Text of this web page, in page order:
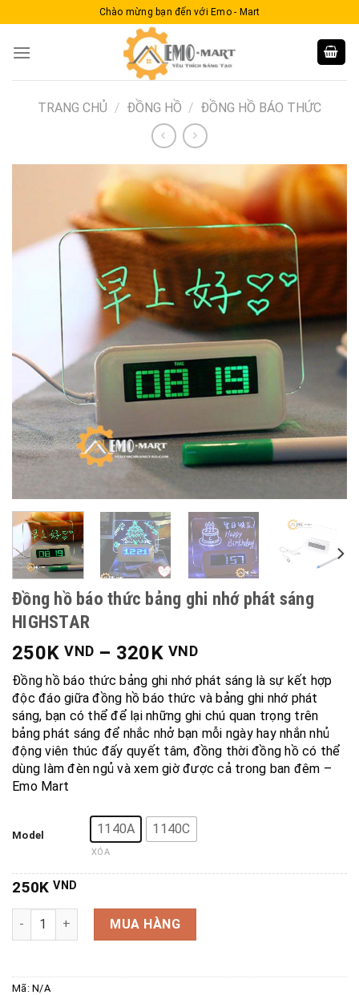
to
Chào mừng bạn đến với Emo - Mart
TRANG CHỦ / ĐỒNG HỒ / ĐỒNG HỒ BÁO THỨC
Đồng hồ báo thức bảng ghi nhớ phát sáng
HIGHSTAR
250KVND – 320K VND
Đồng hồ báo thức bảng ghi nhớ phát sáng là sự kết hợp
độc đáo giữa đồng hồ báo thức và bảng ghi nhớ phát
sáng, bạn có thể để lại những ghi chú quan trọng trên
bảng phát sáng để nhắc nhở bạn mỗi ngày hay nhắn nhủ
động viên thúc đấy quyết tâm, đồng thời đồng hồ có thể
dùng làm đèn ngủ và xem giờ được cả trong ban đêm –
Emo Mart
Model 1140A 1140C
XÓA
250KVND
Đồng hồ báo thức bảng ghi nhớ phát sáng HIGHSTAR số
MUA HÀNG
Mã: N/A